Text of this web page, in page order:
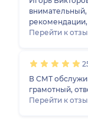
Перейти к
В СМТ
грамотный,
Перейти к